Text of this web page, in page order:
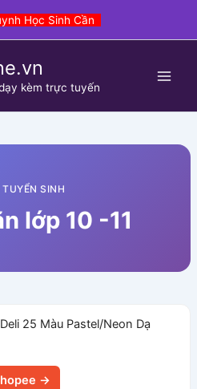
Học Sinh Cần
kèm trực tuyến
SINH
lớp 10 -11
25 Màu Pastel/Neon Dạ
→